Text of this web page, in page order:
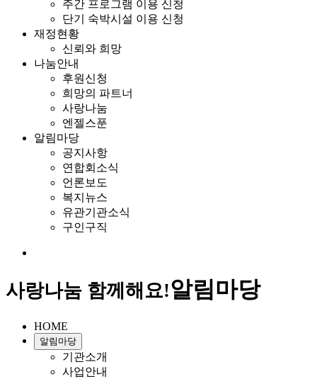
주간 프로그램 이용 신청
단기 숙박시설 이용 신청
재정현황
신뢰와 희망
나눔안내
후원신청
희망의 파트너
사랑나눔
엔젤스푼
알림마당
공지사항
연합회소식
언론보도
복지뉴스
유관기관소식
구인구직
사랑나눔 함께해요!알림마당
HOME
알림마당
기관소개
사업안내